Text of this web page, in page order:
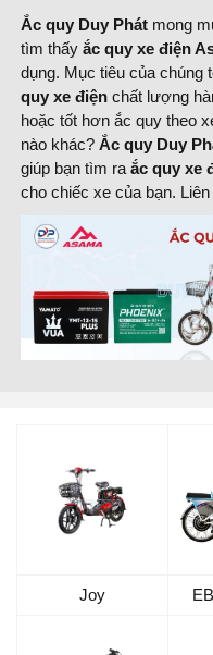
Ắc quy Duy Phát mong
tìm thấy ắc quy xe điện
dụng. Mục tiêu của chúng
quy xe điện chất lượng
hoặc tốt hơn ắc quy theo
nào khác? Ắc quy Duy
giúp bạn tìm ra ắc quy xe
cho chiếc xe của bạn. Liên
Joy